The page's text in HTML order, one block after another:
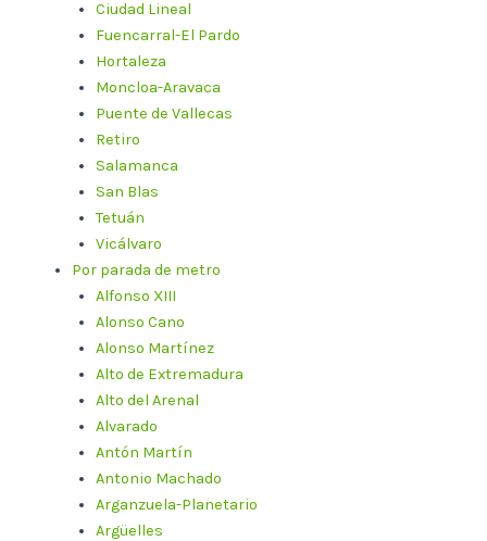
Ciudad Lineal
Fuencarral-El Pardo
Hortaleza
Moncloa-Aravaca
Puente de Vallecas
Retiro
Salamanca
San Blas
Tetuán
Vicálvaro
Por parada de metro
Alfonso XIII
Alonso Cano
Alonso Martínez
Alto de Extremadura
Alto del Arenal
Alvarado
Antón Martín
Antonio Machado
Arganzuela-Planetario
Argüelles